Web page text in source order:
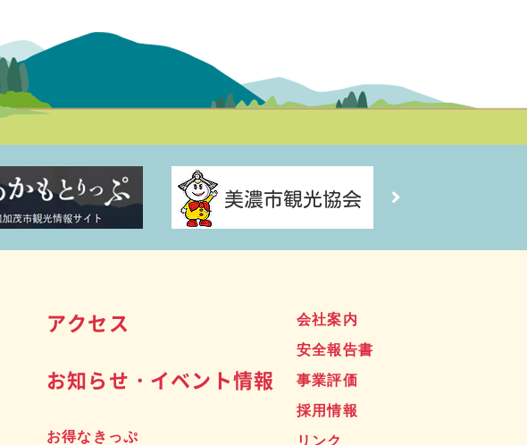
アクセス
お知らせ・イベント情報
お得なきっぷ
会社案内
安全報告書
事業評価
採用情報
リンク